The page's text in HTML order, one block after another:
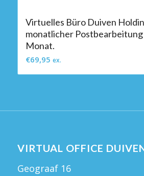
Virtuelles Büro Duiven
monatlicher
Monat.
€69,95 ex.
VIRTUAL OFFICE
Geograaf 16